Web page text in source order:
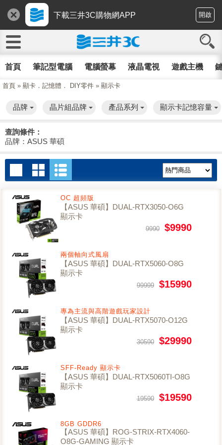
下載三井3C購物網APP 開啟
首頁 筆記型電腦 電腦螢幕 液晶電視 遊戲主機
首頁 » 顯卡．記憶體． DIY零件 » 顯示卡
品牌 晶片組品牌 產品系列 顯示卡記憶容量
查詢條件：
品牌：ASUS 華碩
OC 超頻版
【ASUS 華碩】DUAL-RTX3050-O6G
顯示卡
9990 $9990
兩個軸向式風扇
【ASUS 華碩】DUAL-RTX5060-O8G
顯示卡
99999 $15990
專為主流與高階遊戲玩家設計
【ASUS 華碩】DUAL-RTX5070-O12G
顯示卡
30590 $29990
SFF-Ready 顯示卡
【ASUS 華碩】DUAL-RTX5060TI-O8G
顯示卡
19590 $19590
8GB GDDR6
【ASUS 華碩】ROG-STRIX-RTX4060-
O8G-GAMING 顯示卡